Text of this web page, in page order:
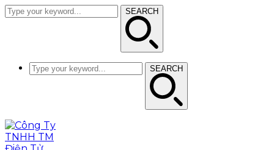
SEARCH
SEARCH